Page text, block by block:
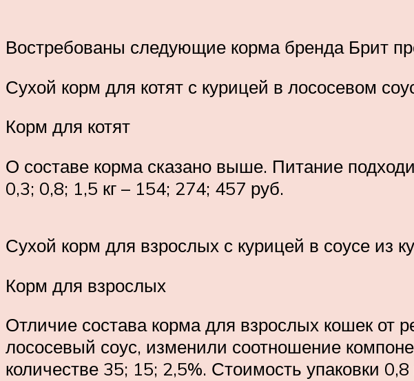
Востребованы следующие корма бренда Брит
Сухой корм для котят с курицей в лососевом
Корм для котят
О составе корма сказано выше. Питание
0,3; 0,8; 1,5 кг – 154; 274; 457 руб.
Сухой корм для взрослых с курицей в соусе из
Корм для взрослых
Отличие состава корма для взрослых кошек от
лососевый соус, изменили соотношение
количестве 35; 15; 2,5%. Стоимость упаковки 0,8